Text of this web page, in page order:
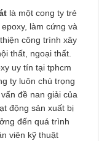
là một cong ty trẻ
làm cứng và
công trình xây
thất, ngoại thất.
ty luôn chú trọng
đề nan giải của
động sản xuất bị
đến quá trình
viên kỹ thuật